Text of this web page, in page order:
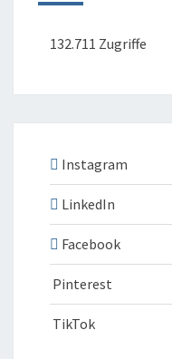
132.711 Zugriffe
Instagram
LinkedIn
Facebook
Pinterest
TikTok